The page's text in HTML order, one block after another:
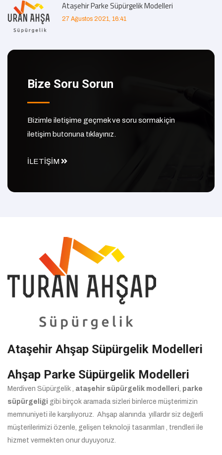
Ataşehir Parke Süpürgelik Modelleri
27 Ağustos 2021, 16:41
Bize Soru Sorun
Bizimle iletişime geçmek ve soru sormak için
iletişim butonuna tıklayınız.
İLETİŞİM
Ataşehir Ahşap Süpürgelik Modelleri
Ahşap Parke Süpürgelik Modelleri
Merdiven Süpürgelik , ataşehir süpürgelik modelleri, parke
süpürgeliği gibi birçok aramada sizleri binlerce müşterimizin
memnuniyeti ile karşılıyoruz. Ahşap alanında yıllardır siz değerli
müşterilerimizi özenle, gelişen teknoloji tasarımları , trendleri ile
hizmet vermekten onur duyuyoruz.